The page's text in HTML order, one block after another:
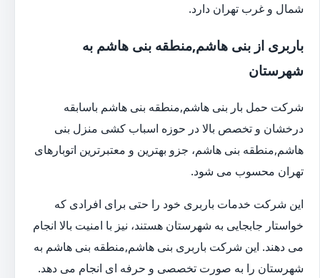
شمال و غرب تهران دارد.
باربری از بنی هاشم,منطقه بنی هاشم به
شهرستان
شرکت حمل بار بنی هاشم,منطقه بنی هاشم باسابقه
درخشان و تخصص بالا در حوزه اسباب کشی منزل بنی
هاشم,منطقه بنی هاشم، جزو بهترین و معتبرترین اتوبارهای
تهران محسوب می شود.
این شرکت خدمات باربری خود را حتی برای افرادی که
خواستار جابجایی به شهرستان هستند، نیز با امنیت بالا انجام
می دهند. این شرکت باربری بنی هاشم,منطقه بنی هاشم به
شهرستان را به صورت تخصصی و حرفه ای انجام می دهد.